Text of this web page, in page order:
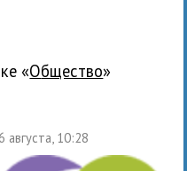
« общество»
августа, 10:28